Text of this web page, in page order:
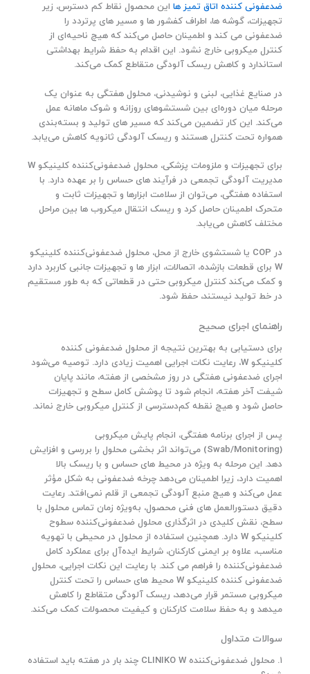
ضدعفونی کننده اتاق تمیز ها این محصول نقاط کم‌ دسترس، زیر
تجهیزات، گوشه‌ ها، اطراف کفشور ها و مسیر های پرتردد را
ضدعفونی می کند و اطمینان حاصل می‌کند که هیچ ناحیه‌ای از
کنترل میکروبی خارج نشود. این اقدام به حفظ شرایط بهداشتی
استاندارد و کاهش ریسک آلودگی متقاطع کمک می‌کند.
در صنایع غذایی، لبنی و نوشیدنی، محلول هفتگی به عنوان یک
مرحله میان‌ دوره‌ای بین شستشوهای روزانه و شوک ماهانه عمل
می‌کند. این کار تضمین می‌کند که مسیر های تولید و بسته‌بندی
همواره تحت کنترل هستند و ریسک آلودگی ثانویه کاهش می‌یابد.
برای تجهیزات و ملزومات پزشکی، محلول ضدعفونی‌کننده کلینیکو W
مدیریت آلودگی تجمعی در فرآیند های حساس را بر عهده دارد. با
استفاده هفتگی، می‌توان از سلامت ابزارها و تجهیزات ثابت و
متحرک اطمینان حاصل کرد و ریسک انتقال میکروب‌ ها بین مراحل
مختلف کاهش می‌یابد.
در COP یا شستشوی خارج از محل، محلول ضدعفونی‌کننده کلینیکو
W برای قطعات بازشده، اتصالات، ابزار ها و تجهیزات جانبی کاربرد دارد
و کمک می‌کند کنترل میکروبی حتی در قطعاتی که به طور مستقیم
در خط تولید نیستند، حفظ شود.
راهنمای اجرای صحیح
برای دستیابی به بهترین نتیجه از محلول ضدعفونی‌ کننده
کلینیکو W، رعایت نکات اجرایی اهمیت زیادی دارد. توصیه می‌شود
اجرای ضدعفونی هفتگی در روز مشخصی از هفته، مانند پایان
شیفت آخر هفته، انجام شود تا پوشش کامل سطح و تجهیزات
حاصل شود و هیچ نقطه کم‌دسترسی از کنترل میکروبی خارج نماند.
پس از اجرای برنامه هفتگی، انجام پایش میکروبی
(Swab/Monitoring) می‌تواند اثر بخشی محلول را بررسی و افزایش
دهد. این مرحله به ویژه در محیط‌ های حساس و با ریسک بالا
اهمیت دارد، زیرا اطمینان می‌دهد چرخه ضدعفونی به شکل مؤثر
عمل می‌کند و هیچ منبع آلودگی تجمعی از قلم نمی‌افتد. رعایت
دقیق دستورالعمل‌ های فنی محصول، به‌ویژه زمان تماس محلول با
سطح، نقش کلیدی در اثرگذاری محلول ضدعفونی‌کننده سطوح
کلینیکو W دارد. همچنین استفاده از محلول در محیطی با تهویه
مناسب، علاوه بر ایمنی کارکنان، شرایط ایده‌آل برای عملکرد کامل
ضدعفونی‌کننده را فراهم می‌ کند. با رعایت این نکات اجرایی، محلول
ضدعفونی‌ کننده کلینیکو W محیط‌ های حساس را تحت کنترل
میکروبی مستمر قرار می‌دهد، ریسک آلودگی متقاطع را کاهش
میدهد و به حفظ سلامت کارکنان و کیفیت محصولات کمک می‌کند.
سوالات متداول
۱. محلول ضدعفونی‌کننده CLINIKO W چند بار در هفته باید استفاده